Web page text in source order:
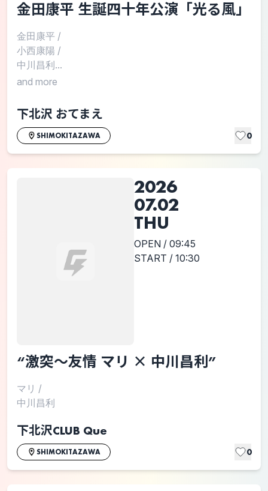
金田康平 生誕四十年公演「光る風」
金田康平 /
小西康陽 /
中川昌利...
and more
下北沢 おてまえ
SHIMOKITAZAWA 0
2026
07.02
THU
OPEN / 09:45
START / 10:30
“激突〜友情 マリ × 中川昌利”
マリ /
中川昌利
下北沢CLUB Que
SHIMOKITAZAWA 0